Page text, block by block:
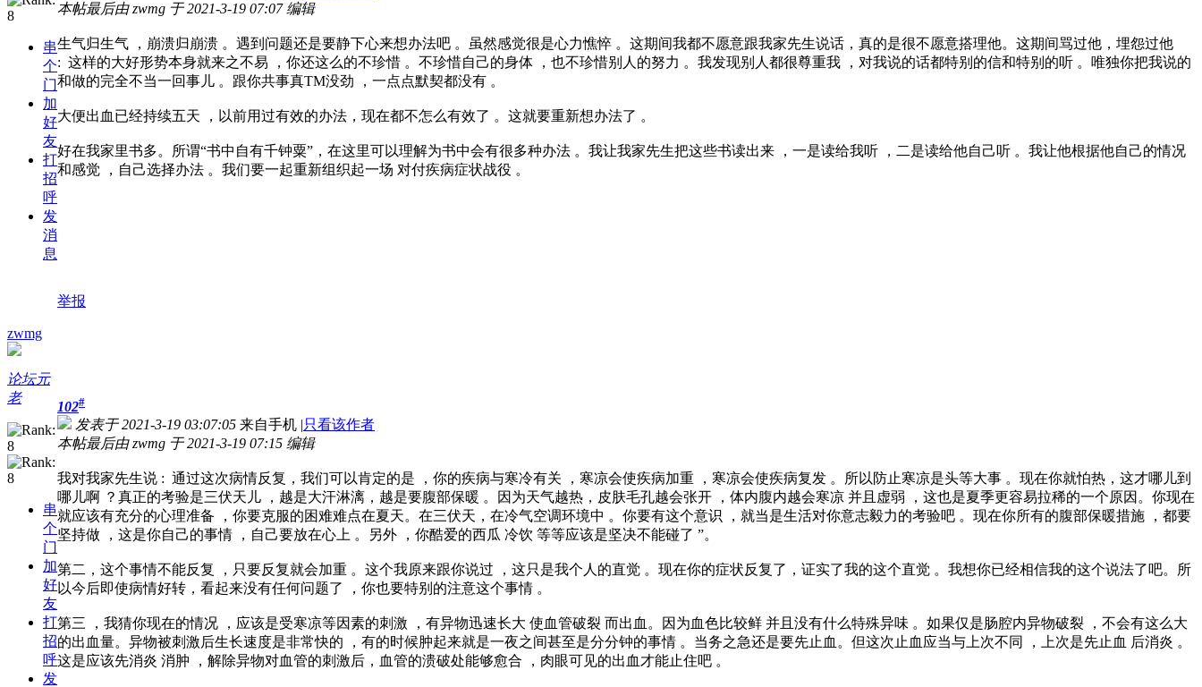
串
个
门
加
好
友
打
招
呼
发
消
息
本帖最后由 zwmg 于 2021-3-19 07:07 编辑
生气归生气 ，崩溃归崩溃 。遇到问题还是要静下心来想办法吧 。虽然感觉很是心力憔悴 。这期间我都不愿意跟我家先生说话，真的是很不愿意搭理他。这期间骂过他，埋怨过他
: 这样的大好形势本身就来之不易 ，你还这么的不珍惜 。不珍惜自己的身体 ，也不珍惜别人的努力 。我发现别人都很尊重我 ，对我说的话都特别的信和特别的听 。唯独你把我说的
和做的完全不当一回事儿 。跟你共事真TM没劲 ，一点点默契都没有 。
大便出血已经持续五天 ，以前用过有效的办法，现在都不怎么有效了 。这就要重新想办法了 。
好在我家里书多。所谓“书中自有千钟粟”，在这里可以理解为书中会有很多种办法 。我让我家先生把这些书读出来 ，一是读给我听 ，二是读给他自己听 。我让他根据他自己的情况
和感觉 ，自己选择办法 。我们要一起重新组织起一场 对付疾病症状战役 。
举报
zwmg
论坛元
老
串
个
门
加
好
友
打
招
呼
发
102#
发表于 2021-3-19 03:07:05 来自手机 |只看该作者
本帖最后由 zwmg 于 2021-3-19 07:15 编辑
我对我家先生说 : 通过这次病情反复，我们可以肯定的是 ，你的疾病与寒冷有关 ，寒凉会使疾病加重 ，寒凉会使疾病复发 。所以防止寒凉是头等大事 。现在你就怕热，这才哪儿到
哪儿啊 ？真正的考验是三伏天儿 ，越是大汗淋漓，越是要腹部保暖 。因为天气越热，皮肤毛孔越会张开 ，体内腹内越会寒凉 并且虚弱 ，这也是夏季更容易拉稀的一个原因。你现在
就应该有充分的心理准备 ，你要克服的困难难点在夏天。在三伏天，在冷气空调环境中 。你要有这个意识 ，就当是生活对你意志毅力的考验吧 。现在你所有的腹部保暖措施 ，都要
坚持做 ，这是你自己的事情 ，自己要放在心上 。另外 ，你酷爱的西瓜 冷饮 等等应该是坚决不能碰了 ”。
第二，这个事情不能反复 ，只要反复就会加重 。这个我原来跟你说过 ，这只是我个人的直觉 。现在你的症状反复了，证实了我的这个直觉 。我想你已经相信我的这个说法了吧。所
以今后即使病情好转，看起来没有任何问题了 ，你也要特别的注意这个事情 。
第三 ，我猜你现在的情况 ，应该是受寒凉等因素的刺激 ，有异物迅速长大 使血管破裂 而出血。因为血色比较鲜 并且没有什么特殊异味 。如果仅是肠腔内异物破裂 ，不会有这么大
的出血量。异物被刺激后生长速度是非常快的 ，有的时候肿起来就是一夜之间甚至是分分钟的事情 。当务之急还是要先止血。但这次止血应当与上次不同 ，上次是先止血 后消炎 。
这是应该先消炎 消肿 ，解除异物对血管的刺激后，血管的溃破处能够愈合 ，肉眼可见的出血才能止住吧 。